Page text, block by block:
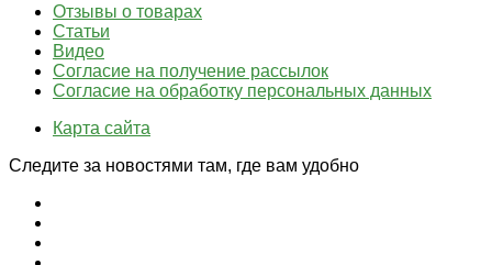
Отзывы о товарах
Статьи
Видео
Согласие на получение рассылок
Согласие на обработку персональных данных
Карта сайта
Следите за новостями там, где вам удобно